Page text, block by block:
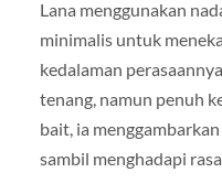
Lana menggunakan
minimalis untuk
kedalaman
tenang, namun penuh
bait, ia
sambil menghadapi